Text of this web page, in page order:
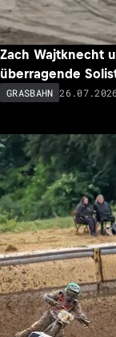
Zach Wajtknecht
überragende
GRASBAHN